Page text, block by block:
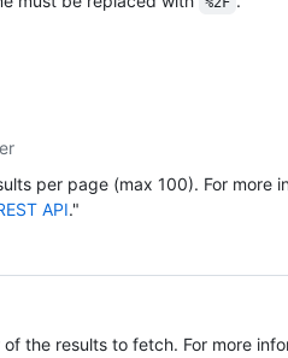
per page (max 100). For more
API."
the results to fetch. For more